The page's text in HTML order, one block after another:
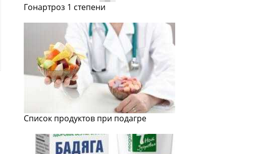
Гонартроз 1 степени
Список продуктов при подагре